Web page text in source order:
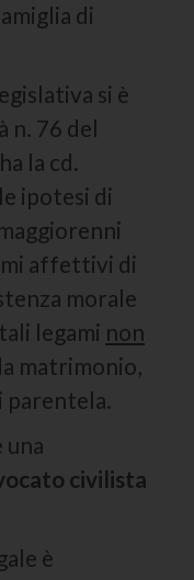
di
si è
n. 76 del
la cd.
ipotesi di
affettivi di
morale
legami non
matrimonio,
parentela.
una
civilista
è